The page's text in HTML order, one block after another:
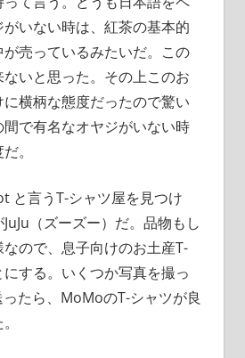
いない時は、紅茶の基本的
売っているみたいだ。この
いと思った。その上このお
横柄な態度だったので驚い
で有名なオヤジがいない時
。
と言うT-シャツ屋を見つけ
（ズーズー）だ。品物もし
ので、息子向けのお土産T-
する。いくつか写真を撮っ
たら、MoMoのT-シャツが良